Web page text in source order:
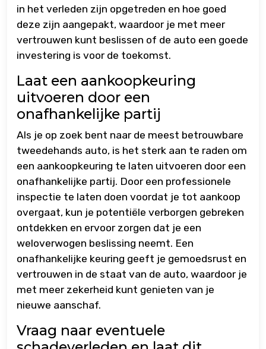
in het verleden zijn opgetreden en hoe goed
deze zijn aangepakt, waardoor je met meer
vertrouwen kunt beslissen of de auto een goede
investering is voor de toekomst.
Laat een aankoopkeuring
uitvoeren door een
onafhankelijke partij
Als je op zoek bent naar de meest betrouwbare
tweedehands auto, is het sterk aan te raden om
een aankoopkeuring te laten uitvoeren door een
onafhankelijke partij. Door een professionele
inspectie te laten doen voordat je tot aankoop
overgaat, kun je potentiële verborgen gebreken
ontdekken en ervoor zorgen dat je een
weloverwogen beslissing neemt. Een
onafhankelijke keuring geeft je gemoedsrust en
vertrouwen in de staat van de auto, waardoor je
met meer zekerheid kunt genieten van je
nieuwe aanschaf.
Vraag naar eventuele